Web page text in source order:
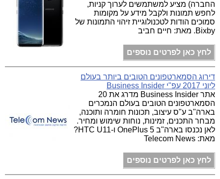
החברה) מציע למשתמשים לערוך קניות,
לחפש תמונות ולקבל מידע על מקומות
סמוכים הודות לטכנולוגיית זיהוי התמונות של
Bixby. מאת: חיים חביב
לחץ כאן לפרטים נוספים
דירוג הסמארטפונים הטובים ביותר בעולם
ליוני 2017 עפ"י Business Insider
אתר Business Insider מדרג את 20
הסמארטפונים הטובים בעולם הנמכרים
בארה"ב ע"ס עיצוב, תכונות חומרה ותוכנה,
מבחר התכנים, זמינות, נוחות שימוש ומחיר.
לאן נכנסו בארה"ב OnePlus 5 ו-HTC U11?
מאת: Telecom News
לחץ כאן לפרטים נוספים